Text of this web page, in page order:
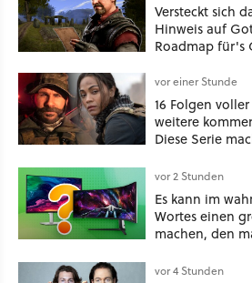
Versteckt sich
Hinweis auf
Roadmap für's
vor einer Stunde
16 Folgen
weitere
Diese Serie
vor 2 Stunden
Es kann im
Wortes einen
machen, den
vor 4 Stunden